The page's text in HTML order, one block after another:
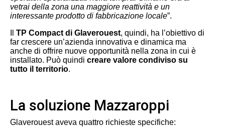
vetrai della zona una maggiore reattività e un
interessante prodotto di fabbricazione locale”.
TP Compact di Glaverouest, quindi, ha l’obiettivo di
far crescere un’azienda innovativa e dinamica ma
anche di offrire nuove opportunità nella zona in cui è
installato. Può quindi creare valore condiviso su
tutto il territorio.
La soluzione Mazzaroppi
Glaverouest aveva quattro richieste specifiche: